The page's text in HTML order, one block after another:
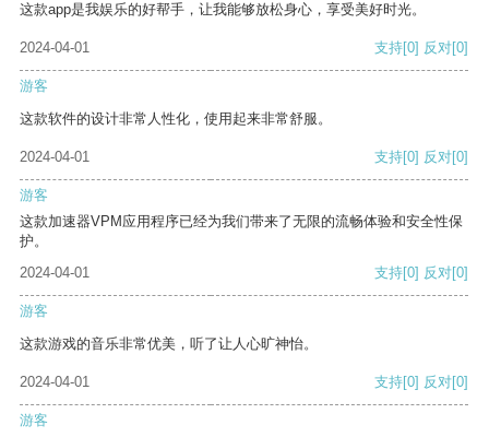
这款app是我娱乐的好帮手，让我能够放松身心，享受美好时光。
2024-04-01 支持[0] 反对[0]
游客
这款软件的设计非常人性化，使用起来非常舒服。
2024-04-01 支持[0] 反对[0]
游客
这款加速器VPM应用程序已经为我们带来了无限的流畅体验和安全性保
护。
2024-04-01
支持[0] 反对[0]
游客
这款游戏的音乐非常优美，听了让人心旷神怡。
2024-04-01 支持[0] 反对[0]
游客